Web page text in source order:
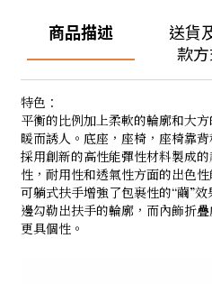
商品描述
送貨
款
特色：
平衡的比例加上柔軟的輪廓和大
暖而誘人。底座，座椅，座椅靠
採用創新的高性能彈性材料製成
性，耐用性和透氣性方面的出色
可躺式扶手增強了包裹性的“繭”
邊勾勒出扶手的輪廓，而內飾折
更具個性。